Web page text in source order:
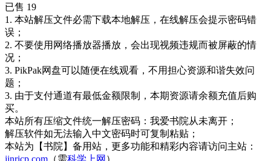
已售 19
1. 本站解压文件必需下载本地解压，在线解压会提示密码错
误；
2. 不要使用网络播放器播放，会出现视频违规而被屏蔽的情
况；
3. PikPak网盘可以随便在线观看，不用担心资源和谐失效问
题；
3. 由于支付通道有最低金额限制，本期资源请余额充值后购
买。
本站所有压缩文件统一解压密码：我爱书院从未离开；
解压软件如无法输入中文密码时可复制粘贴；
本站为【书院】备用站，更多功能和精彩内容请访问主站：
jinricp.com （需科学上网 ）